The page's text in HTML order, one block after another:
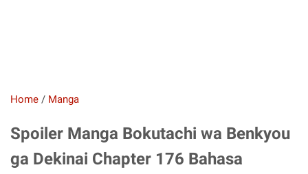
Home / Manga
Spoiler Manga Bokutachi wa Benkyou
ga Dekinai Chapter 176 Bahasa